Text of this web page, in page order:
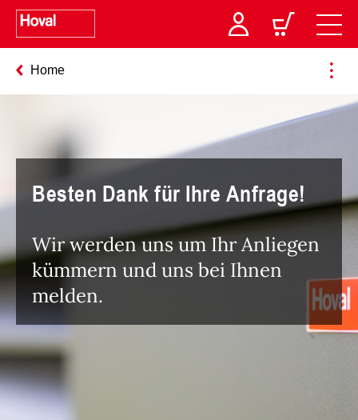
Home
Besten Dank für Ihre Anfrage!
Wir werden uns um Ihr Anliegen
kümmern und uns bei Ihnen
melden.